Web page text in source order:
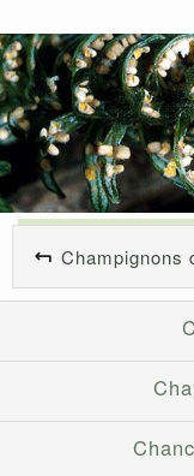
Champignons